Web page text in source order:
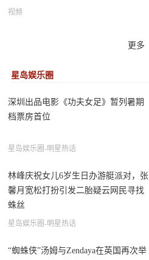
视频
更多
星岛娱乐圈
深圳出品电影《功夫女足》暂列暑期
档票房首位
星岛娱乐圈-明星热话
林峰庆祝女儿6岁生日办游艇派对，张
馨月宽松打扮引发二胎疑云网民寻找
蛛丝
星岛娱乐圈-明星热话
“蜘蛛侠”汤姆与Zendaya在英国再次举